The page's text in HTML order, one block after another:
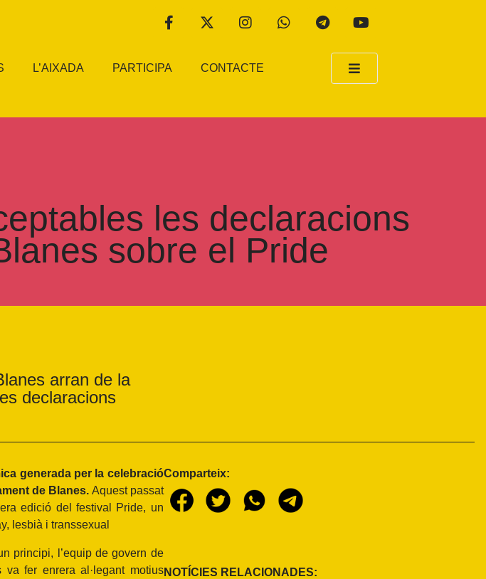
L’AIXADA PARTICIPA CONTACTE
les declaracions
sobre el Pride
arran de la
declaracions
generada per la celebració
de Blanes. Aquest passat
edició del festival Pride, un
lesbià i transsexual
principi, l’equip de govern de
fer enrera al·legant motius
Comparteix:
NOTÍCIES RELACIONADES: